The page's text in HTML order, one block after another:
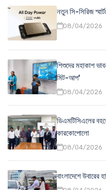
নতুন সি-সিরিজ
08/04/2026
শিশুদের মহাকাশ
মিট-আপ'
08/04/2026
ডিএমটিসিএলের
কারকোপোলো
08/04/2026
বাংলাদেশে উবারের